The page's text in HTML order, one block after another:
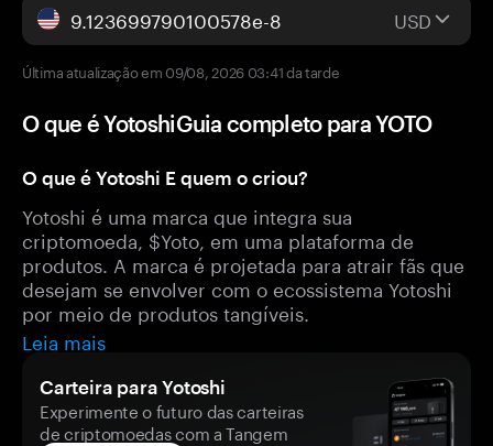
USD
Última atualização em 09/08, 2026 03:41 da tarde
O que é YotoshiGuia completo para YOTO
O que é Yotoshi E quem o criou?
Yotoshi é uma marca que integra sua
criptomoeda, $Yoto, em uma plataforma de
produtos. A marca é projetada para atrair fãs que
desejam se envolver com o ecossistema Yotoshi
por meio de produtos tangíveis.
Leia mais
Carteira para Yotoshi
Experimente o futuro das carteiras
de criptomoedas com a Tangem